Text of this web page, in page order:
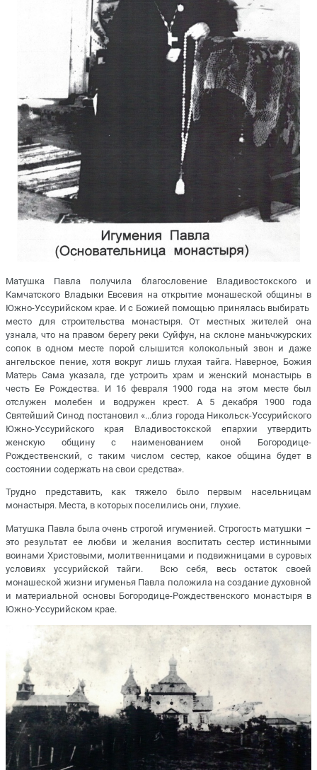
Матушка Павла получила благословение Владивостокского и
Камчатского Владыки Евсевия на открытие монашеской общины в
Южно-Уссурийском крае. И с Божией помощью принялась выбирать
место для строительства монастыря. От местных жителей она
узнала, что на правом берегу реки Суйфун, на склоне маньчжурских
сопок в одном месте порой слышится колокольный звон и даже
ангельское пение, хотя вокруг лишь глухая тайга. Наверное, Божия
Матерь Сама указала, где устроить храм и женский монастырь в
честь Ее Рождества. И 16 февраля 1900 года на этом месте был
отслужен молебен и водружен крест. А 5 декабря 1900 года
Святейший Синод постановил «...близ города Никольск-Уссурийского
Южно-Уссурийского края Владивостокской епархии утвердить
женскую общину с наименованием оной Богородице-
Рождественский, с таким числом сестер, какое община будет в
состоянии содержать на свои средства».
Трудно представить, как тяжело было первым насельницам
монастыря. Места, в которых поселились они, глухие.
Матушка Павла была очень строгой игуменией. Строгость матушки –
это результат ее любви и желания воспитать сестер истинными
воинами Христовыми, молитвенницами и подвижницами в суровых
условиях уссурийской тайги. Всю себя, весь остаток своей
монашеской жизни игуменья Павла положила на создание духовной
и материальной основы Богородице-Рождественского монастыря в
Южно-Уссурийском крае.